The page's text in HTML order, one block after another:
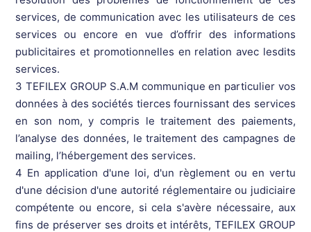
services, de communication avec les utilisateurs de ces
services ou encore en vue d’offrir des informations
publicitaires et promotionnelles en relation avec lesdits
services.
3 TEFILEX GROUP S.A.M communique en particulier vos
données à des sociétés tierces fournissant des services
en son nom, y compris le traitement des paiements,
l’analyse des données, le traitement des campagnes de
mailing, l’hébergement des services.
4 En application d'une loi, d'un règlement ou en vertu
d'une décision d'une autorité réglementaire ou judiciaire
compétente ou encore, si cela s'avère nécessaire, aux
fins de préserver ses droits et intérêts, TEFILEX GROUP